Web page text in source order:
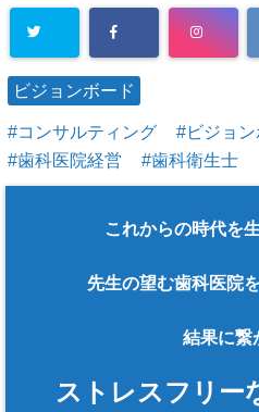
ビジョンボード
コンサルティング ビジョ
歯科医院経営
歯科衛生士
これからの時代を
先生の望む歯科医院
結果に繋
ストレスフリー